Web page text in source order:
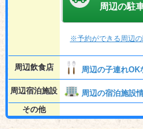
周辺の駐
※予約ができる周辺
周辺飲食店 周辺の子連れOK
周辺宿泊施設
周辺の宿泊施設
その他